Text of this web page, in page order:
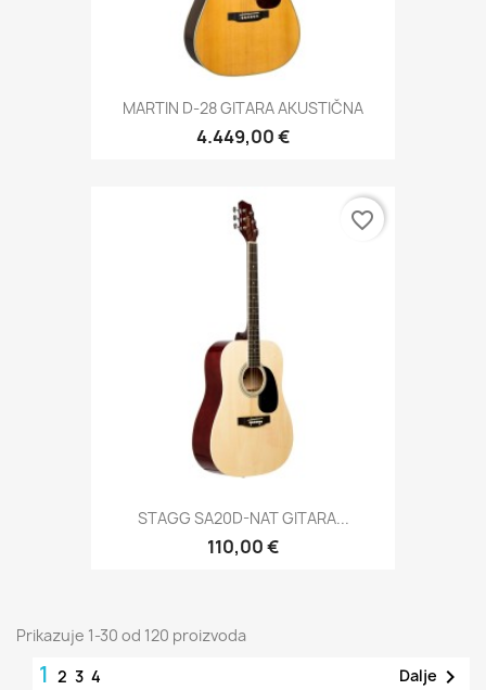
MARTIN D-28 GITARA AKUSTIČNA
4.449,00 €
STAGG SA20D-NAT GITARA...
110,00 €
favorite_border
Prikazuje 1-30 od 120 proizvoda
1 2 3 4 Dalje 